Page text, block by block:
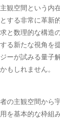
観空間という内
する非常に革新
と数理的な構造
る新たな視角を
ーが試みる量子
もしれません。
の主観空間から
を基本的な枠組